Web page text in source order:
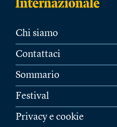
Chi siamo
Contattaci
Sommario
Festival
Privacy e cookie